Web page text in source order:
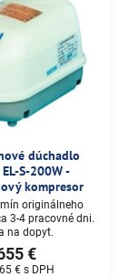
dúchadlo
EL-S-200W -
kompresor
originálneho
3-4 pracovné dni.
na dopyt.
€
€ s DPH